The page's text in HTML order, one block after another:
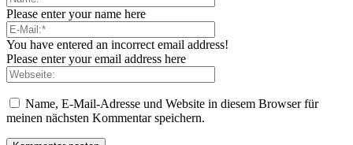
Please enter your name here
You have entered an incorrect email address!
Please enter your email address here
Name, E-Mail-Adresse und Website in diesem Browser für
meinen nächsten Kommentar speichern.